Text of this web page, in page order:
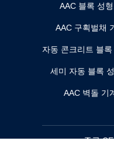
AAC 블록 성형
AAC 구획벌채
자동 콘크리트 블록
세미 자동 블록
AAC 벽돌 기
중국